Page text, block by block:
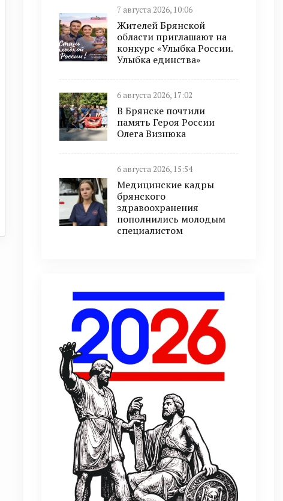
7 августа 2026, 10:06
Жителей Брянской
области приглашают на
конкурс «Улыбка России.
Улыбка единства»
6 августа 2026, 17:02
В Брянске почтили
память Героя России
Олега Визнюка
6 августа 2026, 15:54
Медицинские кадры
брянского
здравоохранения
пополнились молодым
специалистом